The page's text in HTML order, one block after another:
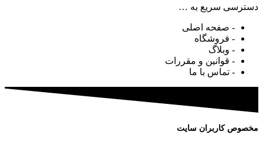
دسترسی سریع به …
- صفحه اصلی
- فروشگاه
- وبلاگ
- قوانین و مقررات
- تماس با ما
مخصوص کاربران سایت